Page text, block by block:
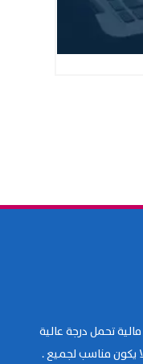
تحمل درجة عالية
يكون مناسب لجميع .